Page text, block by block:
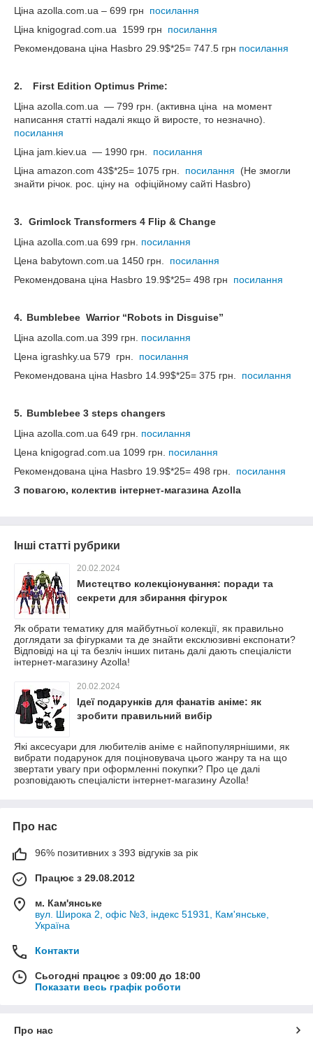
Ціна azolla.com.ua – 699 грн посилання
Ціна knigograd.com.ua 1599 грн посилання
Рекомендована ціна Hasbro 29.9$*25= 747.5 грн посилання
2.
First Edition Optimus Prime:
Ціна azolla.com.ua ― 799 грн. (активна ціна на момент
написання статті надалі якщо й виросте, то незначно).
посилання
Ціна jam.kiev.ua ― 1990 грн. посилання
Ціна amazon.com 43$*25= 1075 грн. посилання (Не змогли
знайти річок. рос. ціну на офіційному сайті Hasbro)
3.
Grimlock Transformers 4 Flip & Change
Ціна azolla.com.ua 699 грн. посилання
Цена babytown.com.ua 1450 грн. посилання
Рекомендована ціна Hasbro 19.9$*25= 498 грн посилання
4. Bumblebee Warrior “Robots in Disguise”
Ціна azolla.com.ua 399 грн.
посилання
Цена igrashky.ua 579 грн. посилання
Рекомендована ціна Hasbro 14.99$*25= 375 грн. посилання
5. Bumblebee 3 steps changers
Ціна azolla.com.ua 649 грн.
посилання
Цена knigograd.com.ua 1099 грн. посилання
Рекомендована ціна Hasbro 19.9$*25= 498 грн. посилання
З повагою, колектив інтернет-магазина Azolla
Інші статті рубрики
20.02.2024
Мистецтво колекціонування: поради та
секрети для збирання фігурок
Як обрати тематику для майбутньої колекції, як правильно
доглядати за фігурками та де знайти ексклюзивні експонати?
Відповіді на ці та безліч інших питань далі дають спеціалісти
інтернет-магазину Azolla!
20.02.2024
Ідеї подарунків для фанатів аніме: як
зробити правильний вибір
Які аксесуари для любителів аніме є найпопулярнішими, як
вибрати подарунок для поціновувача цього жанру та на що
звертати увагу при оформленні покупки? Про це далі
розповідають спеціалісти інтернет-магазину Azolla!
Про нас
96% позитивних з 393 відгуків за рік
Працює з 29.08.2012
м. Кам'янське
вул. Широка 2, офіс №3, індекс 51931, Кам'янське,
Україна
Контакти
Сьогодні працює з 09:00 до 18:00
Показати весь графік роботи
Про нас